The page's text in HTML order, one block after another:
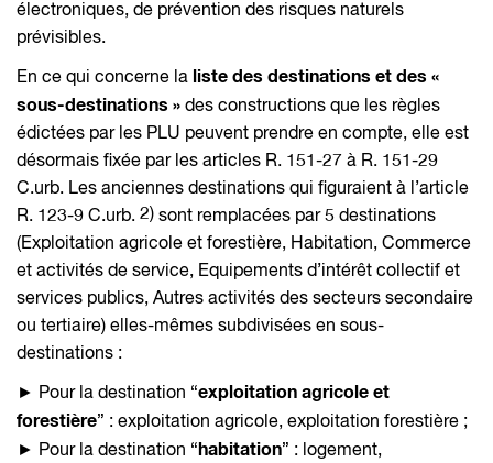
électroniques, de prévention des risques naturels
prévisibles.
En ce qui concerne la liste des destinations et des «
sous-destinations » des constructions que les règles
édictées par les PLU peuvent prendre en compte, elle est
désormais fixée par les articles R. 151-27 à R. 151-29
C.urb. Les anciennes destinations qui figuraient à l’article
R. 123-9 C.urb. 2) sont remplacées par 5 destinations
(Exploitation agricole et forestière, Habitation, Commerce
et activités de service, Equipements d’intérêt collectif et
services publics, Autres activités des secteurs secondaire
ou tertiaire) elles-mêmes subdivisées en sous-
destinations :
► Pour la destination “exploitation agricole et
forestière” : exploitation agricole, exploitation forestière ;
► Pour la destination “ habitation” : logement,